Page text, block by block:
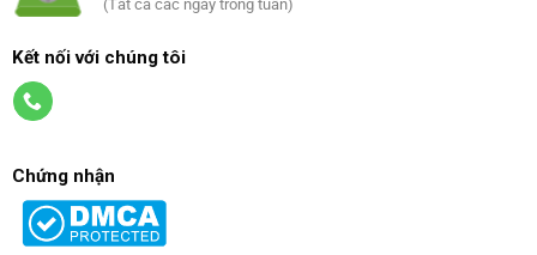
(Tất cả các ngày trong tuần)
Kết nối với chúng tôi
Chứng nhận